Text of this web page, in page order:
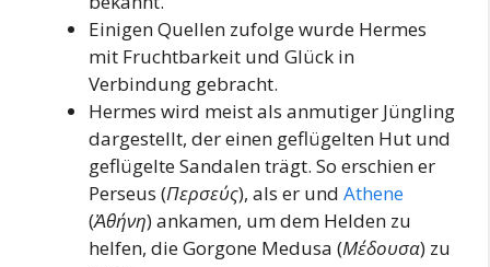
Einigen Quellen zufolge wurde Hermes
mit Fruchtbarkeit und Glück in
Verbindung gebracht.
Hermes wird meist als anmutiger Jüngling
dargestellt, der einen geflügelten Hut und
geflügelte Sandalen trägt. So erschien er
Perseus (Περσεύς), als er und Athene
(Ἀθήνη) ankamen, um dem Helden zu
helfen, die Gorgone Medusa (Μέδουσα) zu